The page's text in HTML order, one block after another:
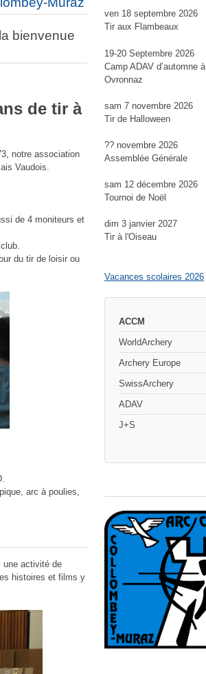
bienvenue
de tir à
notre association
Vaudois.
de 4 moniteurs et
du tir de loisir ou
arc à poulies,
une activité de
histoires et films y
ven 18 septembre 2026
Tir aux Flambeaux
19-20 Septembre 2026
Camp ADAV d’automne à
Ovronnaz
sam 7 novembre 2026
Tir de Halloween
?? novembre 2026
Assemblée Générale
sam 12 décembre 2026
Tournoi de Noël
dim 3 janvier 2027
Tir à l'Oiseau
Vacances scolaires 2026
ACCM
WorldArchery
Archery Europe
SwissArchery
ADAV
J+S